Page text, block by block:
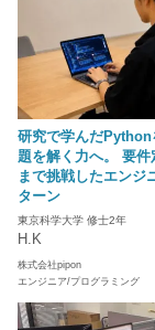
研究で学んだPython
題を解く力へ。 要件
まで挑戦したエンジ
ターン
東京科学大学 修士2年
H.K
株式会社pipon
エンジニア/プログラミング